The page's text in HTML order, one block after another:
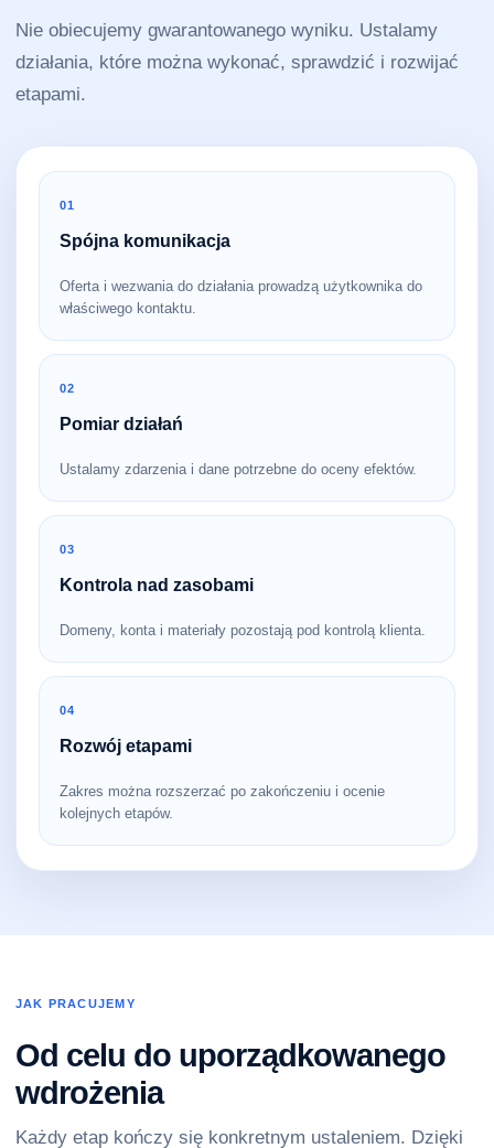
Nie obiecujemy gwarantowanego wyniku. Ustalamy
działania, które można wykonać, sprawdzić i rozwijać
etapami.
01
Spójna komunikacja
Oferta i wezwania do działania prowadzą użytkownika do
właściwego kontaktu.
02
Pomiar działań
Ustalamy zdarzenia i dane potrzebne do oceny efektów.
03
Kontrola nad zasobami
Domeny, konta i materiały pozostają pod kontrolą klienta.
04
Rozwój etapami
Zakres można rozszerzać po zakończeniu i ocenie
kolejnych etapów.
JAK PRACUJEMY
Od celu do uporządkowanego
wdrożenia
Każdy etap kończy się konkretnym ustaleniem. Dzięki